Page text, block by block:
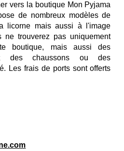
vers la boutique Mon Pyjama
de nombreux modèles de
licorne mais aussi à l'image
ne trouverez pas uniquement
boutique, mais aussi des
des chaussons ou des
Les frais de ports sont offerts